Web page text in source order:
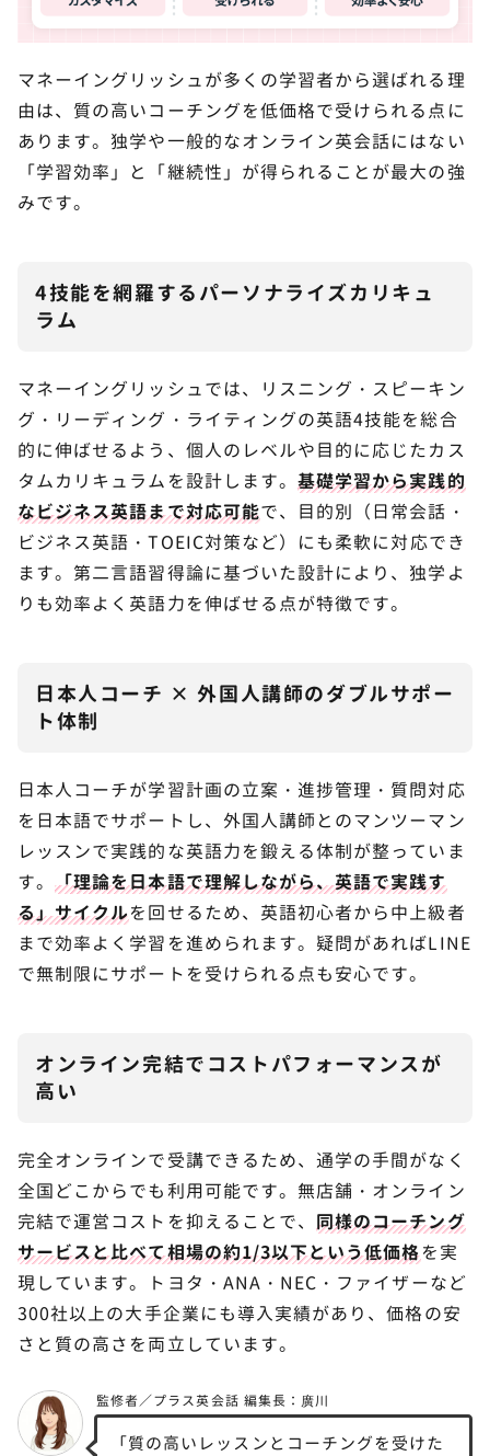
マネーイングリッシュが多くの学習者から選ばれる理
由は、質の高いコーチングを低価格で受けられる点に
あります。独学や一般的なオンライン英会話にはない
「学習効率」と「継続性」が得られることが最大の強
みです。
4技能を網羅するパーソナライズカリキュ
ラム
マネーイングリッシュでは、リスニング・スピーキン
グ・リーディング・ライティングの英語4技能を総合
的に伸ばせるよう、個人のレベルや目的に応じたカス
タムカリキュラムを設計します。 基礎学習から実践的
なビジネス英語まで対応可能で、目的別（日常会話・
ビジネス英語・TOEIC対策など）にも柔軟に対応でき
ます。第二言語習得論に基づいた設計により、独学よ
りも効率よく英語力を伸ばせる点が特徴です。
日本人コーチ × 外国人講師のダブルサポー
ト体制
日本人コーチが学習計画の立案・進捗管理・質問対応
を日本語でサポートし、外国人講師とのマンツーマン
レッスンで実践的な英語力を鍛える体制が整っていま
す。「理論を日本語で理解しながら、英語で実践す
る」サイクルを回せるため、英語初心者から中上級者
まで効率よく学習を進められます。疑問があればLINE
で無制限にサポートを受けられる点も安心です。
オンライン完結でコストパフォーマンスが
高い
完全オンラインで受講できるため、通学の手間がなく
全国どこからでも利用可能です。無店舗・オンライン
完結で運営コストを抑えることで、 同様のコーチング
サービスと比べて相場の約1/3以下という低価格を実
現しています。トヨタ・ANA・NEC・ファイザーなど
300社以上の大手企業にも導入実績があり、価格の安
さと質の高さを両立しています。
「質の高いレッスンとコーチングを受けた